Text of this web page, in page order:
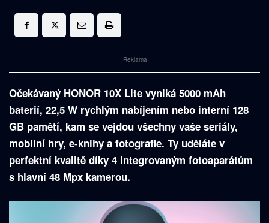
Reklama
Očekávaný HONOR 10X Lite vyniká 5000 mAh
baterií, 22,5 W rychlým nabíjením nebo interní 128
GB pamětí, kam se vejdou všechny vaše seriály,
mobilní hry, e-knihy a fotografie. Ty uděláte v
perfektní kvalitě díky 4 integrovaným fotoaparátům
s hlavní 48 Mpx kamerou.